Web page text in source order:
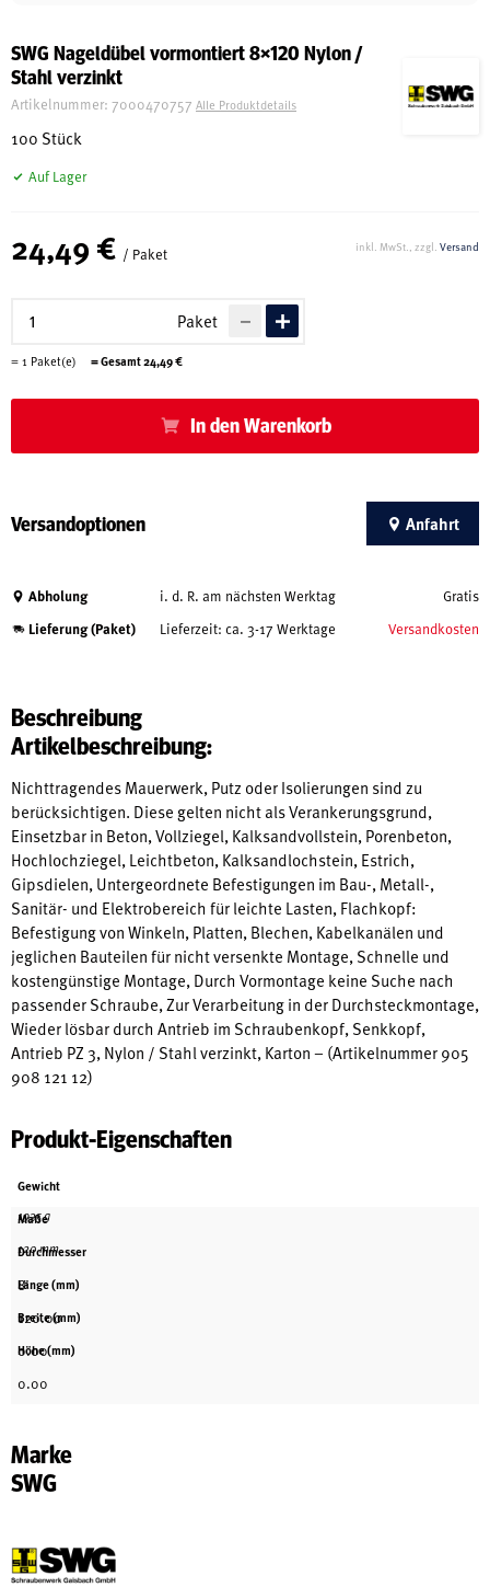
Shop
Ausstellung
Kontakt & Anfahrt
Über uns
SWG Nageldübel vormontiert 8×120 Nylon /
Stahl verzinkt
Artikelnummer: 7000470757 Alle Produktdetails
100 Stück
Auf Lager
24,49 € / Paket inkl. MwSt., zzgl. Versand
Paket
= 1 Paket(e) = Gesamt24,49€
In den Warenkorb
Versandoptionen Anfahrt
Abholung i. d. R. am nächsten Werktag Gratis
Lieferung (Paket) Lieferzeit: ca. 3-17 Werktage Versandkosten
Beschreibung
Artikelbeschreibung:
Nichttragendes Mauerwerk, Putz oder Isolierungen sind zu
berücksichtigen. Diese gelten nicht als Verankerungsgrund,
Einsetzbar in Beton, Vollziegel, Kalksandvollstein, Porenbeton,
Hochlochziegel, Leichtbeton, Kalksandlochstein, Estrich,
Gipsdielen, Untergeordnete Befestigungen im Bau-, Metall-,
Sanitär- und Elektrobereich für leichte Lasten, Flachkopf:
Befestigung von Winkeln, Platten, Blechen, Kabelkanälen und
jeglichen Bauteilen für nicht versenkte Montage, Schnelle und
kostengünstige Montage, Durch Vormontage keine Suche nach
passender Schraube, Zur Verarbeitung in der Durchsteckmontage,
Wieder lösbar durch Antrieb im Schraubenkopf, Senkkopf,
Antrieb PZ 3, Nylon / Stahl verzinkt, Karton – (Artikelnummer 905
908 121 12)
Produkt-Eigenschaften
Gewicht
1935 g
Maße
120 mm
Durchmesser
8
Länge (mm)
120.00
Breite (mm)
0.00
Höhe (mm)
0.00
Marke
SWG